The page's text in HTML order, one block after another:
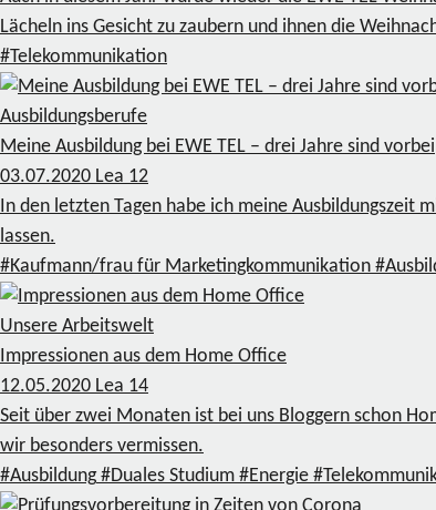
Lächeln ins Gesicht zu zaubern und ihnen die
#Telekommunikation
Ausbildungsberufe
Meine Ausbildung bei EWE TEL – drei Jahre sind vorbei
03.07.2020 Lea 12
In den letzten Tagen habe ich meine Ausbildungszeit
lassen.
#Kaufmann/frau für Marketingkommunikation
Unsere Arbeitswelt
Impressionen aus dem Home Office
12.05.2020 Lea 14
Seit über zwei Monaten ist bei uns Bloggern schon
wir besonders vermissen.
#Ausbildung #Duales Studium #Energie